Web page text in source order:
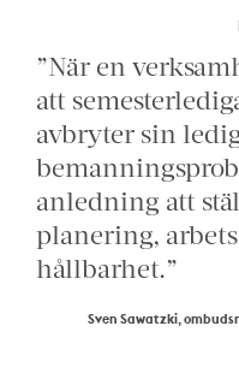
”När en
att
avbryter sin
anledning att
planering,
hållbarhet.”
Sven Sawatzki,